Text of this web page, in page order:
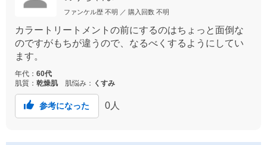
ファンケル歴 不明 ／ 購入回数 不明
カラートリートメントの前にするのはちょっと面倒な
のですがもちが違うので、なるべくするようにしてい
ます。
年代： 60代
肌質： 乾燥肌 肌悩み： くすみ
参考になった 0 人